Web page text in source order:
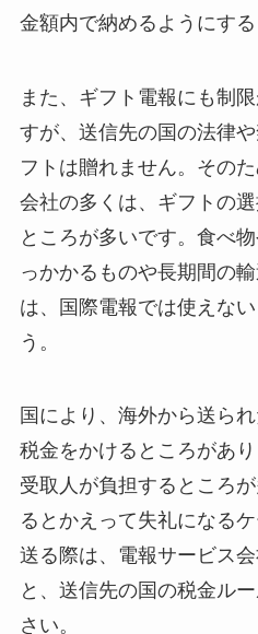
弔電の送り方
冠婚葬祭マナー
電報コラム
金額内で納めるようにする
また、ギフト電報にも制
すが、送信先の国の法律
フトは贈れません。その
会社の多くは、ギフトの
ところが多いです。食べ
っかかるものや長期間の
は、国際電報では使えな
う。
国により、海外から送ら
税金をかけるところがあ
受取人が負担するところ
るとかえって失礼になる
送る際は、電報サービス
と、送信先の国の税金ル
さい。